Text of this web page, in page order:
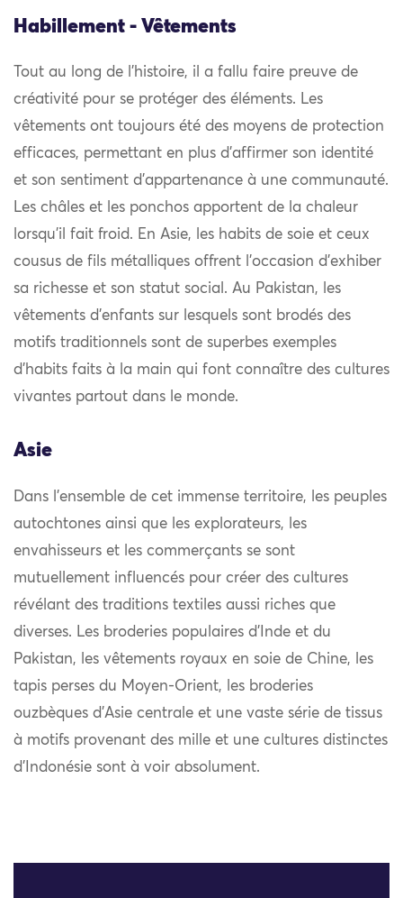
Habillement - Vêtements
Tout au long de l’histoire, il a fallu faire preuve de
créativité pour se protéger des éléments. Les
vêtements ont toujours été des moyens de protection
efficaces, permettant en plus d’affirmer son identité
et son sentiment d’appartenance à une communauté.
Les châles et les ponchos apportent de la chaleur
lorsqu’il fait froid. En Asie, les habits de soie et ceux
cousus de fils métalliques offrent l’occasion d’exhiber
sa richesse et son statut social. Au Pakistan, les
vêtements d’enfants sur lesquels sont brodés des
motifs traditionnels sont de superbes exemples
d’habits faits à la main qui font connaître des cultures
vivantes partout dans le monde.
Asie
Dans l’ensemble de cet immense territoire, les peuples
autochtones ainsi que les explorateurs, les
envahisseurs et les commerçants se sont
mutuellement influencés pour créer des cultures
révélant des traditions textiles aussi riches que
diverses. Les broderies populaires d’Inde et du
Pakistan, les vêtements royaux en soie de Chine, les
tapis perses du Moyen-Orient, les broderies
ouzbèques d’Asie centrale et une vaste série de tissus
à motifs provenant des mille et une cultures distinctes
d’Indonésie sont à voir absolument.